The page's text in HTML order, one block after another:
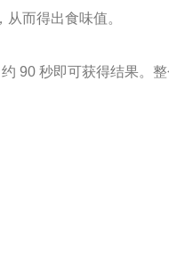
而得出食味值。
90 秒即可获得结果。